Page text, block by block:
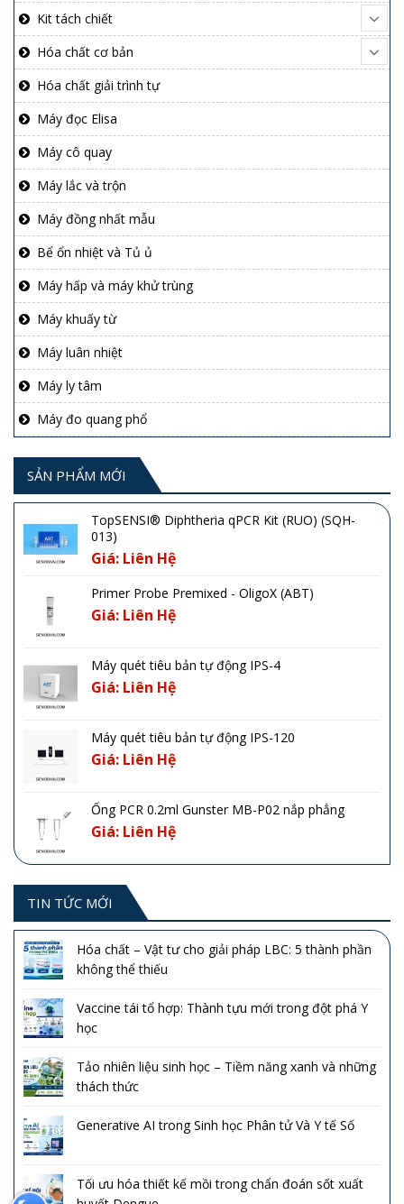
Kit tách chiết
Hóa chất cơ bản
Hóa chất giải trình tự
Máy đọc Elisa
Máy cô quay
Máy lắc và trộn
Máy đồng nhất mẫu
Bể ổn nhiệt và Tủ ủ
Máy hấp và máy khử trùng
Máy khuấy từ
Máy luân nhiệt
Máy ly tâm
Máy đo quang phổ
SẢN PHẨM MỚI
TopSENSI® Diphtheria qPCR Kit (RUO) (SQH-
013)
Giá: Liên Hệ
Primer Probe Premixed - OligoX (ABT)
Giá: Liên Hệ
Máy quét tiêu bản tự động IPS-4
Giá: Liên Hệ
Máy quét tiêu bản tự động IPS-120
Giá: Liên Hệ
Ống PCR 0.2ml Gunster MB-P02 nắp phẳng
Giá: Liên Hệ
TIN TỨC MỚI
Hóa chất – Vật tư cho giải pháp LBC: 5 thành phần
không thể thiếu
Vaccine tái tổ hợp: Thành tựu mới trong đột phá Y
học
Tảo nhiên liệu sinh học – Tiềm năng xanh và những
thách thức
Generative AI trong Sinh học Phân tử Và Y tế Số
Tối ưu hóa thiết kế mồi trong chẩn đoán sốt xuất